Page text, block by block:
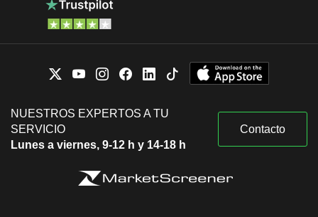
NUESTROS EXPERTOS A TU
SERVICIO
Lunes a viernes, 9-12 h y 14-18 h
Contacto